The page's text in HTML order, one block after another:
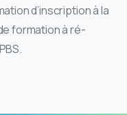
d’inscription à la
formation à ré-